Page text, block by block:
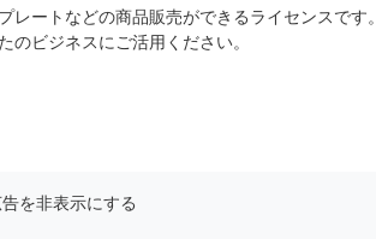
レートなどの商品販売ができるライセンスです。
のビジネスにご活用ください。
告を非表示にする